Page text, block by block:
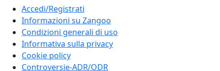
Accedi/Registrati
Informazioni su Zangoo
Condizioni generali di uso
Informativa sulla privacy
Cookie policy
Controversie-ADR/ODR